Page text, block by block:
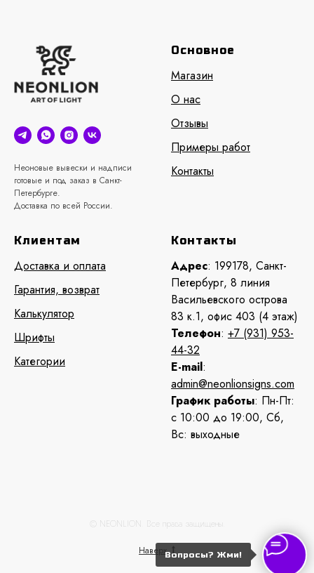
Неоновые вывески и надписи
готовые и под заказ в Санкт-
Петербурге.
Доставка по всей России.
Основное
Магазин
О нас
Отзывы
Примеры работ
Контакты
Клиентам
Доставка и оплата
Гарантия, возврат
Калькулятор
Шрифты
Категории
Контакты
Адрес: 199178, Санкт-
Петербург, 8 линия
Васильевского острова
83 к.1, офис 403 (4 этаж)
Телефон: +7 (931) 953-
44-32
E-mail:
admin@neonlionsigns.com
График работы: Пн-Пт:
с 10:00 до 19:00, Сб,
Вс: выходные
© NEONLION. Все права защищены.
НаверхВопросы? Жми!